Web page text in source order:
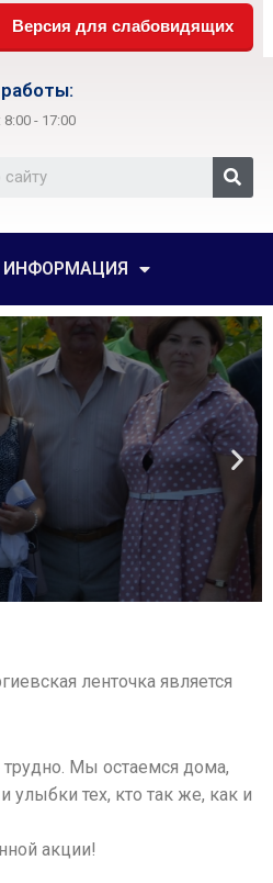
Версия для слабовидящих
- 17:00
ИНФОРМАЦИЯ
ленточка является
трудно. Мы остаемся дома,
тех, кто так же, как и
акции!